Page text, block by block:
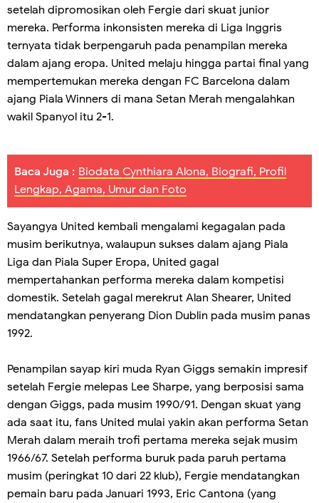
setelah dipromosikan oleh Fergie dari skuat junior
mereka. Performa inkonsisten mereka di Liga Inggris
ternyata tidak berpengaruh pada penampilan mereka
dalam ajang eropa. United melaju hingga partai final yang
mempertemukan mereka dengan FC Barcelona dalam
ajang Piala Winners di mana Setan Merah mengalahkan
wakil Spanyol itu 2-1.
Baca Juga : Biodata Cynthiara Alona, Biografi, Profil
Lengkap, Agama, Umur dan Foto
Sayangya United kembali mengalami kegagalan pada
musim berikutnya, walaupun sukses dalam ajang Piala
Liga dan Piala Super Eropa, United gagal
mempertahankan performa mereka dalam kompetisi
domestik. Setelah gagal merekrut Alan Shearer, United
mendatangkan penyerang Dion Dublin pada musim panas
1992.
Penampilan sayap kiri muda Ryan Giggs semakin impresif
setelah Fergie melepas Lee Sharpe, yang berposisi sama
dengan Giggs, pada musim 1990/91. Dengan skuat yang
ada saat itu, fans United mulai yakin akan performa Setan
Merah dalam meraih trofi pertama mereka sejak musim
1966/67. Setelah performa buruk pada paruh pertama
musim (peringkat 10 dari 22 klub), Fergie mendatangkan
pemain baru pada Januari 1993, Eric Cantona (yang